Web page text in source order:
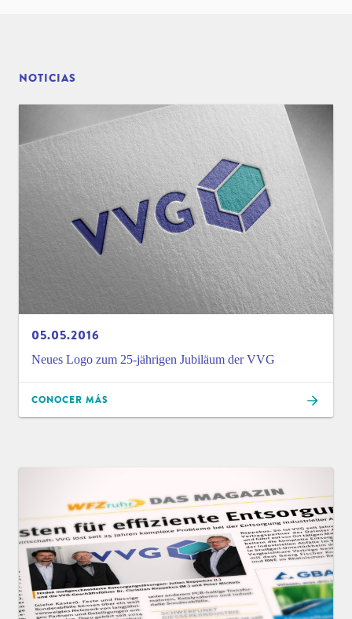
NOTICIAS
05.05.2016
Neues Logo zum 25-jährigen Jubiläum der VVG
CONOCER MÁS